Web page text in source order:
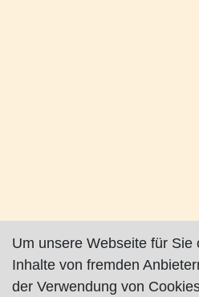
Um unsere Webseite für
Inhalte von fremden
der Verwendung von